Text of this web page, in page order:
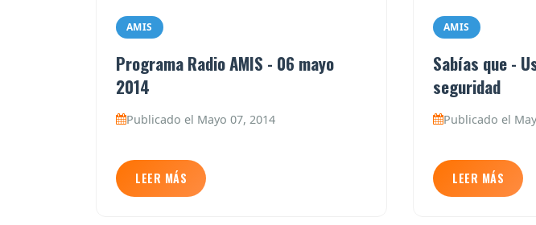
AMIS
Programa Radio AMIS - 06 mayo
2014
Publicado el Mayo 07, 2014
LEER MÁS
AMIS
Sabías que -
seguridad
Publicado el
LEER MÁS